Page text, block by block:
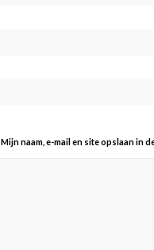
Mijn naam, e-mail en site opslaan in